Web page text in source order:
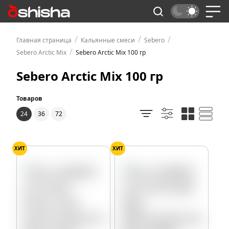
Главная страница / Кальянные смеси / Sebero /
Sebero Arctic Mix / Sebero Arctic Mix 100 гр
Sebero Arctic Mix 100 гр
Товаров
24
36 72
ХИТ ХИТ